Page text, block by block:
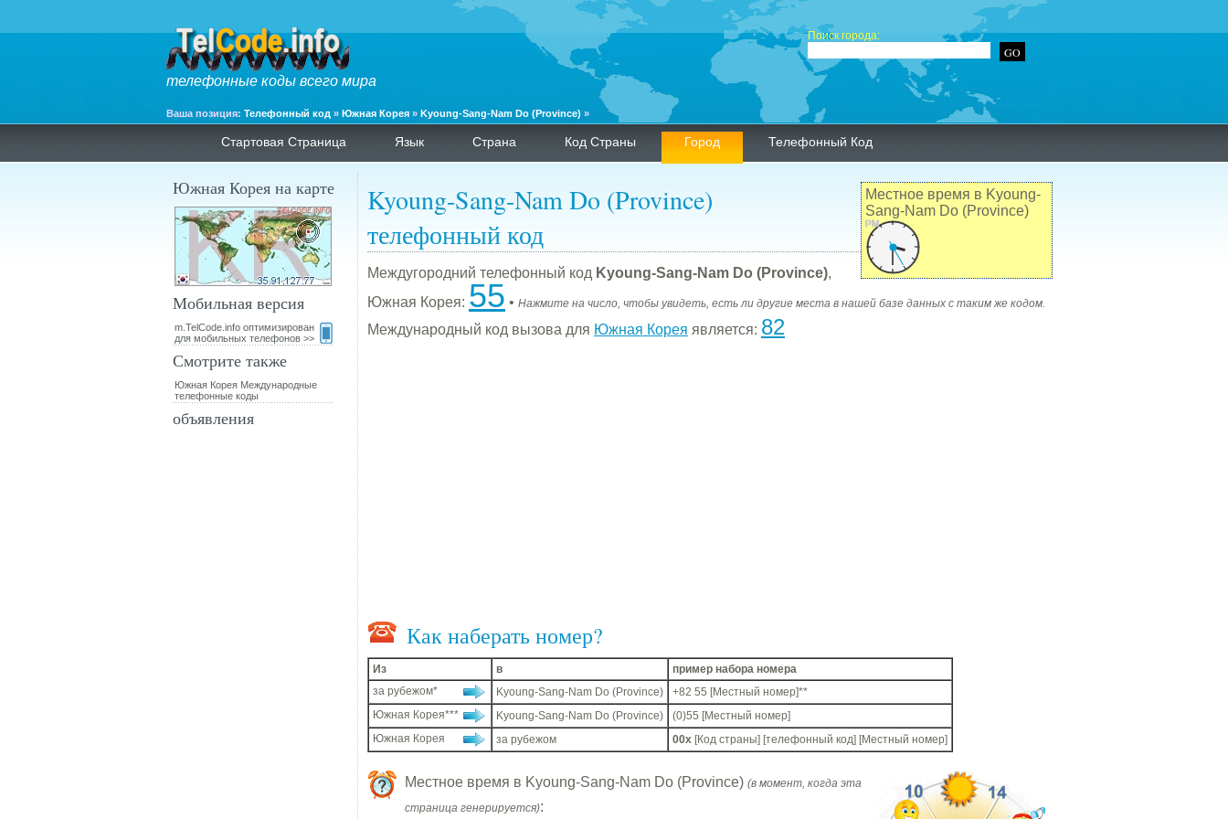
телефонные коды всего мира
Ваша позиция: Телефонный код » Южная Корея » Kyoung-Sang-Nam Do (Province) »
Поиск города:
Стартовая Страница Язык Страна Код Страны Город Телефонный Код
Местное время в Kyoung-
Sang-Nam Do (Province)
PM
Kyoung-Sang-Nam Do (Province)
телефонный код
Междугородний телефонный код Kyoung-Sang-Nam Do (Province),
Южная Корея: 55 • Нажмите на число, чтобы увидеть, есть ли другие места в нашей базе данных с таким же кодом.
Международный код вызова для Южная Корея является: 82
Как наберать номер?
Из в
пример набора номера
за рубежом*
Kyoung-Sang-Nam Do (Province)
+82 55 [Местный номер]**
Южная Корея***
Kyoung-Sang-Nam Do (Province)
(0)55 [Местный номер]
Южная Корея
за рубежом 00x [Код страны] [телефонный код] [Местный номер]
Местное время в Kyoung-Sang-Nam Do (Province) (в момент, когда эта
страница генерируется):
Южная Корея на карте
Мобильная версия
m.TelCode.info оптимизирован
для мобильных телефонов >>
Смотрите также
Южная Корея Международные
телефонные коды
объявления